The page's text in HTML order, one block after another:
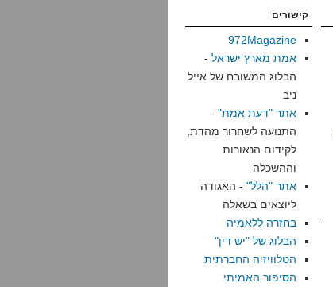
קישורים
972Magazine
אמת מארץ ישראל -
הבלוג המשובח של אייל
ניב
אתר "דעת אמת" -
התנועה לשחרור מהדת,
לקידום הנאורות
וההשכלה
אתר "הלל" - האגודה
ליוצאים בשאלה
בחזרה ללאמיה
הבלוג של "יש דין"
הטלוויזיה החברתית
הסיפור האמיתי